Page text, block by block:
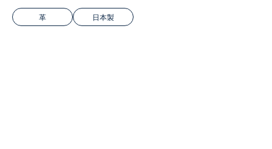
革 日本製